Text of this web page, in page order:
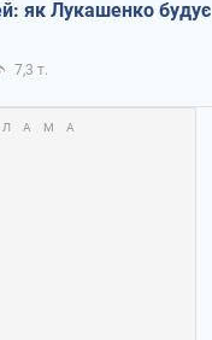
як Лукашенко будує
7,3 т.